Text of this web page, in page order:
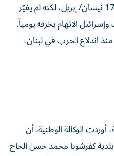
بين لبنان وإسرائيل اعتباراً من 17 نيسان/ إبريل، لكنه لم يغيّر
الاتهام بخرقه يومياً.
منذ اندلاع الحرب في لبنان،
الوكالة الوطنية، أن
كفرشوبا محمد حسن الحاج